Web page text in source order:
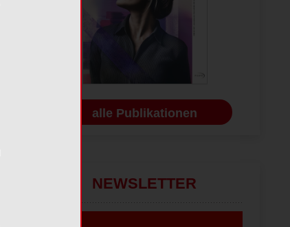
alle Publikationen
NEWSLETTER